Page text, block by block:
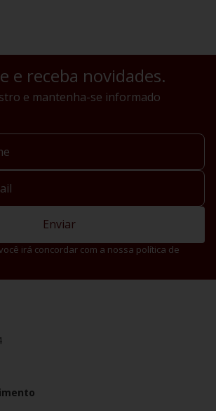
e receba novidades.
e mantenha-se informado
Enviar
irá concordar com a nossa política de